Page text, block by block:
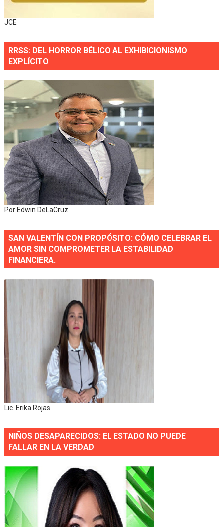
JCE
RRSS: DEL HORROR BÉLICO AL EXHIBICIONISMO
EXPLÍCITO
Por Edwin DeLaCruz
SAN VALENTÍN CON PROPÓSITO: CÓMO CELEBRAR EL
AMOR SIN COMPROMETER LA ESTABILIDAD
FINANCIERA.
Lic. Erika Rojas
NIÑOS DESAPARECIDOS: EL ESTADO NO PUEDE
FALLAR EN LA VERDAD